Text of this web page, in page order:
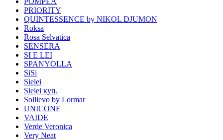
PRIORITY
QUINTESSENCE by NIKOL DJUMON
Roksa
Rosa Selvatica
SENSERA
SI E LEI
SPANYOLLA
SiSi
Sielei
Sielei куп.
Sollievo by Lormar
UNICONF
VAIDE
Verde Veronica
Very Neat